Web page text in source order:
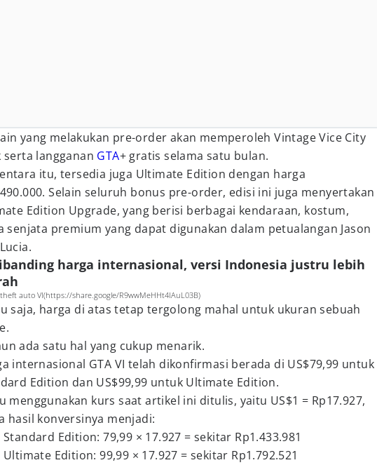
yang melakukan pre-order akan memperoleh Vintage Vice City
serta langganan GTA+ gratis selama satu bulan.
itu, tersedia juga Ultimate Edition dengan harga
Selain seluruh bonus pre-order, edisi ini juga menyertakan
Edition Upgrade, yang berisi berbagai kendaraan, kostum,
senjata premium yang dapat digunakan dalam petualangan Jason
harga internasional, versi Indonesia justru lebih
auto VI(https://share.google/R9wwMeHHt4IAuL03B)
saja, harga di atas tetap tergolong mahal untuk ukuran sebuah
ada satu hal yang cukup menarik.
internasional GTA VI telah dikonfirmasi berada di US$79,99 untuk
Edition dan US$99,99 untuk Ultimate Edition.
menggunakan kurs saat artikel ini ditulis, yaitu US$1 = Rp17.927,
hasil konversinya menjadi:
Standard Edition: 79,99 × 17.927 = sekitar Rp1.433.981
Ultimate Edition: 99,99 × 17.927 = sekitar Rp1.792.521